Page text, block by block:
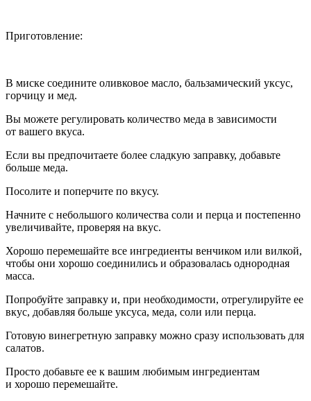
Приготовление:
В миске соедините оливковое масло, бальзамический уксус,
горчицу и мед.
Вы можете регулировать количество меда в зависимости
от вашего вкуса.
Если вы предпочитаете более сладкую заправку, добавьте
больше меда.
Посолите и поперчите по вкусу.
Начните с небольшого количества соли и перца и постепенно
увеличивайте, проверяя на вкус.
Хорошо перемешайте все ингредиенты венчиком или вилкой,
чтобы они хорошо соединились и образовалась однородная
масса.
Попробуйте заправку и, при необходимости, отрегулируйте ее
вкус, добавляя больше уксуса, меда, соли или перца.
Готовую винегретную заправку можно сразу использовать для
салатов.
Просто добавьте ее к вашим любимым ингредиентам
и хорошо перемешайте.